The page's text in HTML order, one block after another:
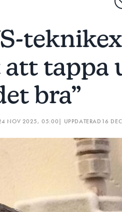
att tappa
bra”
NOV 2025, 05:00| UPPDATERAD 16